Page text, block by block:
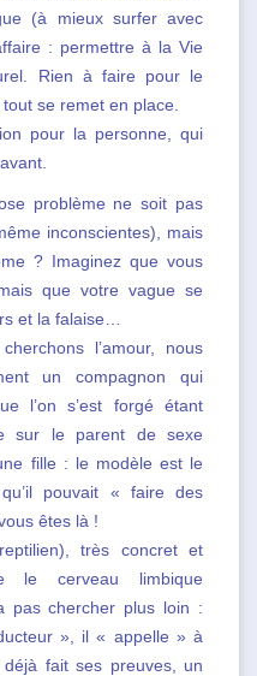
(à mieux surfer avec
: permettre à la Vie
Rien à faire pour le
se remet en place.
pour la personne, qui
problème ne soit pas
inconscientes), mais
? Imaginez que vous
que votre vague se
et la falaise…
l’amour, nous
un compagnon qui
l’on s’est forgé étant
sur le parent de sexe
fille : le modèle est le
pouvait « faire des
êtes là !
très concret et
le cerveau limbique
pas chercher plus loin :
», il « appelle » à
fait ses preuves, un